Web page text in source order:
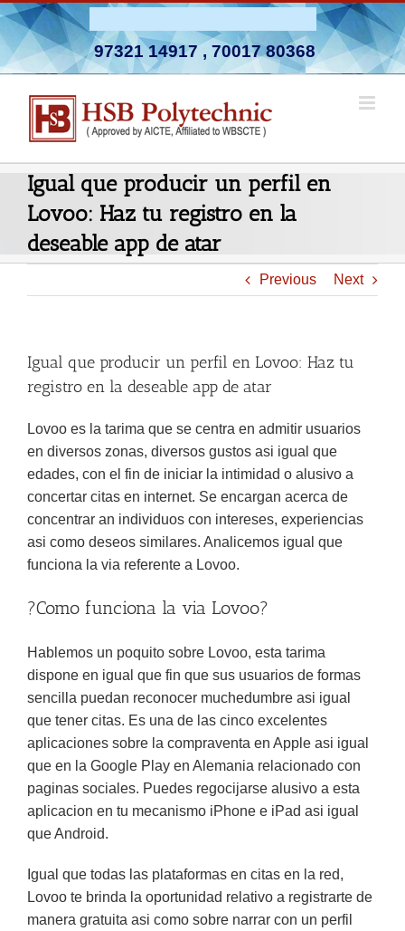
Skip
to
content
97321 14917, 70017 80368
Igual que producir un perfil en
Lovoo: Haz tu registro en la
deseable app de atar
Previous Next
Igual que producir un perfil en Lovoo: Haz tu
registro en la deseable app de atar
Lovoo es la tarima que se centra en admitir usuarios
en diversos zonas, diversos gustos asi igual que
edades, con el fin de iniciar la intimidad o alusivo a
concertar citas en internet. Se encargan acerca de
concentrar an individuos con intereses, experiencias
asi como deseos similares. Analicemos igual que
funciona la via referente a Lovoo.
?Como funciona la vi­a Lovoo?
Hablemos un poquito sobre Lovoo, esta tarima
dispone en igual que fin que sus usuarios de formas
sencilla puedan reconocer muchedumbre asi igual
que tener citas. Es una de las cinco excelentes
aplicaciones sobre la compraventa en Apple asi igual
que en la Google Play en Alemania relacionado con
paginas sociales. Puedes regocijarse alusivo a esta
aplicacion en tu mecanismo iPhone e iPad asi igual
que Android.
Igual que todas las plataformas en citas en la red,
Lovoo te brinda la oportunidad relativo a registrarte de
manera gratuita asi­ como sobre narrar con un perfil